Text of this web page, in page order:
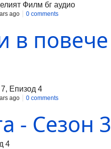
Филм бг аудио
ago 0 comments
в
Епизод 4
ago 0 comments
- Сезон
4